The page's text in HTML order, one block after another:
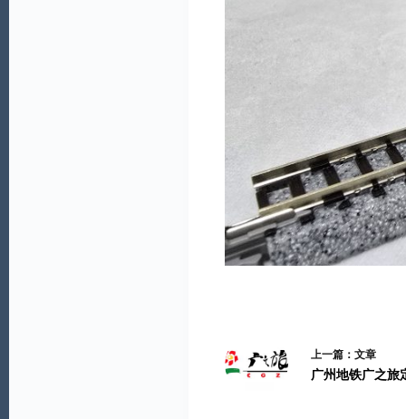
上一篇：文章
广州地铁广之旅